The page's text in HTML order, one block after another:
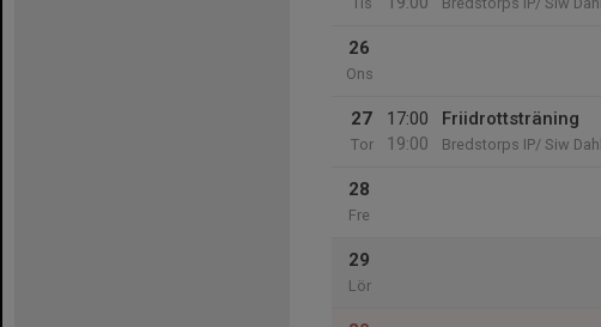
26
Ons
27
Tor
17:00
19:00
Friidrottsträning
Bredstorps IP/ Siw
28
Fre
29
Lör